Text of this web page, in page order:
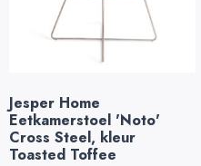
Jesper Home
Eetkamerstoel 'Noto'
Cross Steel, kleur
Toasted Toffee